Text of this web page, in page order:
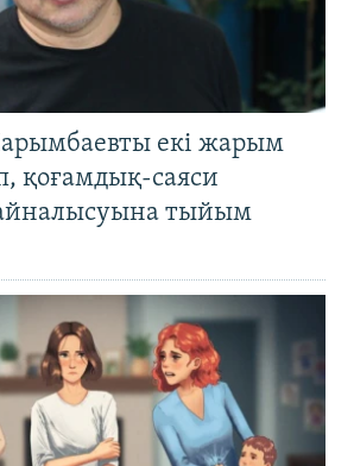
екі жарым
қоғамдық-саяси
тыйым